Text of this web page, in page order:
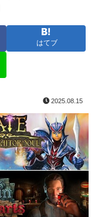
はてブ
2025.08.15